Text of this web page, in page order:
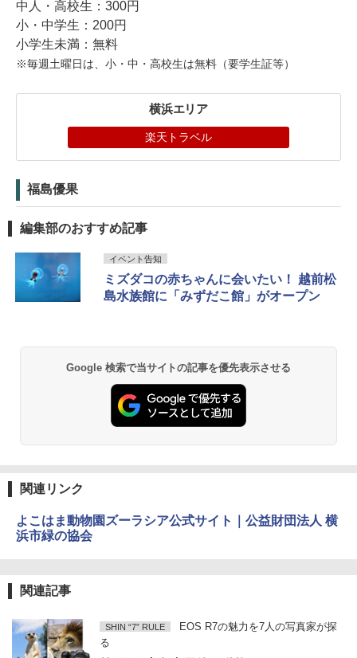
中人・高校生：300円
小・中学生：200円
小学生未満：無料
※毎週土曜日は、小・中・高校生は無料（要学生証等）
横浜エリア
楽天トラベル
福島優果
編集部のおすすめ記事
イベント告知
ミズダコの赤ちゃんに会いたい！ 越前松
島水族館に「みずだこ館」がオープン
Google 検索で当サイトの記事を優先表示させる
関連リンク
よこはま動物園ズーラシア公式サイト｜公益財団法人 横
浜市緑の協会
関連記事
SHIN “7” RULE
EOS R7の魅力を7人の写真家が探
る